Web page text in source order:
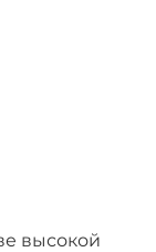
высокой